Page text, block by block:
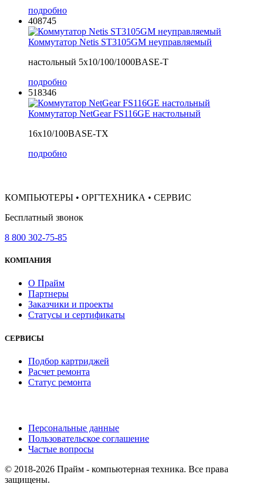
подробно
408745
Коммутатор Netis ST3105GM неуправляемый
настольный 5x10/100/1000BASE-T
подробно
518346
Коммутатор NetGear FS116GE настольный
16x10/100BASE-TX
подробно
КОМПЬЮТЕРЫ • ОРГТЕХНИКА • СЕРВИС
Бесплатный звонок
8 800 302-75-85
КОМПАНИЯ
О Прайм
Партнеры
Заказчики и проекты
Статусы и сертификаты
СЕРВИСЫ
Подбор картриджей
Расчет ремонта
Статус ремонта
Персональные данные
Пользовательское соглашение
Частые вопросы
© 2018-2026 Прайм - компьютерная техника. Все права
защищены.